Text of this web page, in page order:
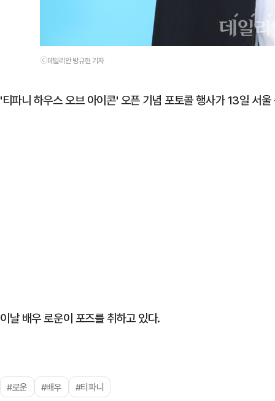
ⓒ데일리안 방규현 기자
'티파니 하우스 오브 아이콘' 오픈 기념 포토콜 행사가 13일 서
이날 배우 로운이 포즈를 취하고 있다.
#로운 #배우 #티파니